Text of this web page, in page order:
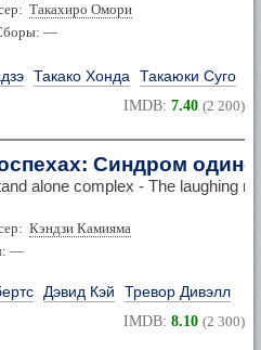
Такахиро Омори
—
Такако Хонда Такаюки Суго
IMDB: 7.40 (2 200)
Синдром
alone complex - The laughing
Кэндзи Камияма
—
Дэвид Кэй Тревор Дивэлл
IMDB: 8.10 (2 300)